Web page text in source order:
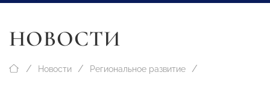
НОВОСТИ
Новости Региональное развитие